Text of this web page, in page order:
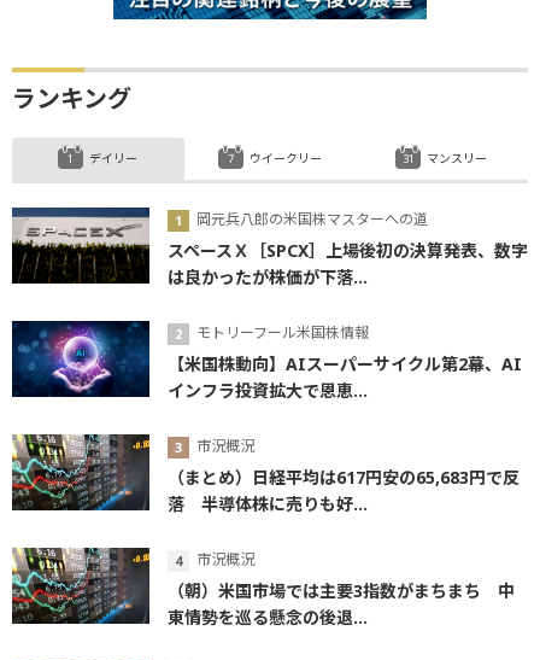
ランキング
デイリー
岡元兵八郎の米国株マスターへの道
スペースＸ［SPCX］上場後初の決算発表、数字
は良かったが株価が下落...
モトリーフール米国株情報
【米国株動向】AIスーパーサイクル第2幕、AI
インフラ投資拡大で恩恵...
市況概況
（まとめ）日経平均は617円安の65,683円で反
落 半導体株に売りも好...
市況概況
（朝）米国市場では主要3指数がまちまち 中
東情勢を巡る懸念の後退...
ウイークリー マンスリー